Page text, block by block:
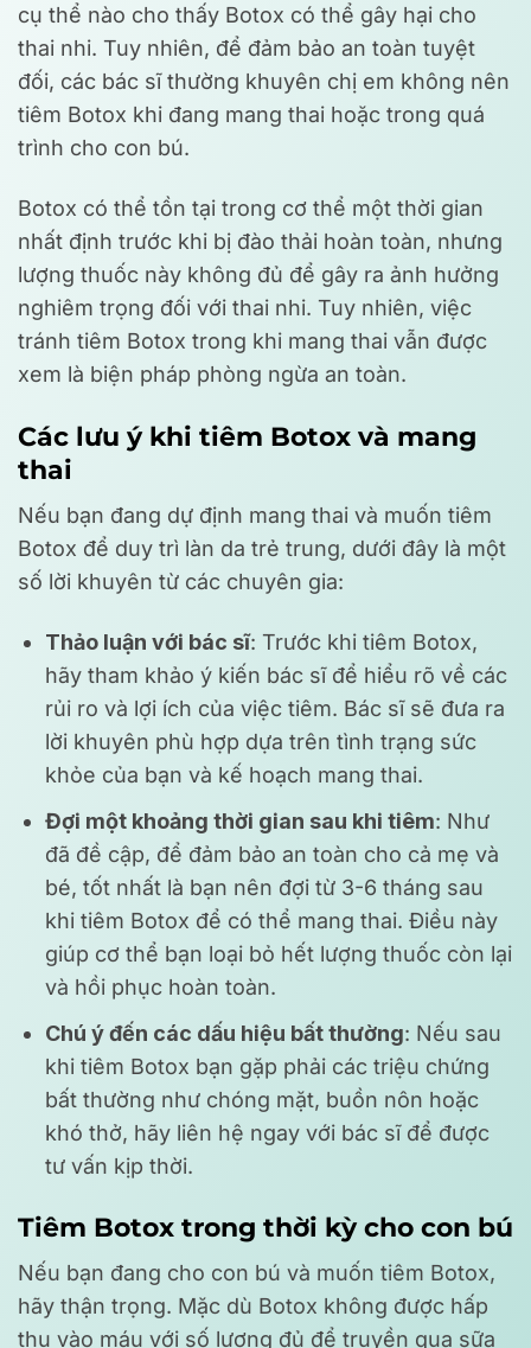
cụ thể nào cho thấy Botox có thể gây hại cho
thai nhi. Tuy nhiên, để đảm bảo an toàn tuyệt
đối, các bác sĩ thường khuyên chị em không nên
tiêm Botox khi đang mang thai hoặc trong quá
trình cho con bú.
Botox có thể tồn tại trong cơ thể một thời gian
nhất định trước khi bị đào thải hoàn toàn, nhưng
lượng thuốc này không đủ để gây ra ảnh hưởng
nghiêm trọng đối với thai nhi. Tuy nhiên, việc
tránh tiêm Botox trong khi mang thai vẫn được
xem là biện pháp phòng ngừa an toàn.
Các lưu ý khi tiêm Botox và mang
thai
Nếu bạn đang dự định mang thai và muốn tiêm
Botox để duy trì làn da trẻ trung, dưới đây là một
số lời khuyên từ các chuyên gia:
Thảo luận với bác sĩ: Trước khi tiêm Botox,
hãy tham khảo ý kiến bác sĩ để hiểu rõ về các
rủi ro và lợi ích của việc tiêm. Bác sĩ sẽ đưa ra
lời khuyên phù hợp dựa trên tình trạng sức
khỏe của bạn và kế hoạch mang thai.
Đợi một khoảng thời gian sau khi tiêm: Như
đã đề cập, để đảm bảo an toàn cho cả mẹ và
bé, tốt nhất là bạn nên đợi từ 3-6 tháng sau
khi tiêm Botox để có thể mang thai. Điều này
giúp cơ thể bạn loại bỏ hết lượng thuốc còn lại
và hồi phục hoàn toàn.
Chú ý đến các dấu hiệu bất thường: Nếu sau
khi tiêm Botox bạn gặp phải các triệu chứng
bất thường như chóng mặt, buồn nôn hoặc
khó thở, hãy liên hệ ngay với bác sĩ để được
tư vấn kịp thời.
Tiêm Botox trong thời kỳ cho con bú
Nếu bạn đang cho con bú và muốn tiêm Botox,
hãy thận trọng. Mặc dù Botox không được hấp
thụ vào máu với số lượng đủ để truyền qua sữa